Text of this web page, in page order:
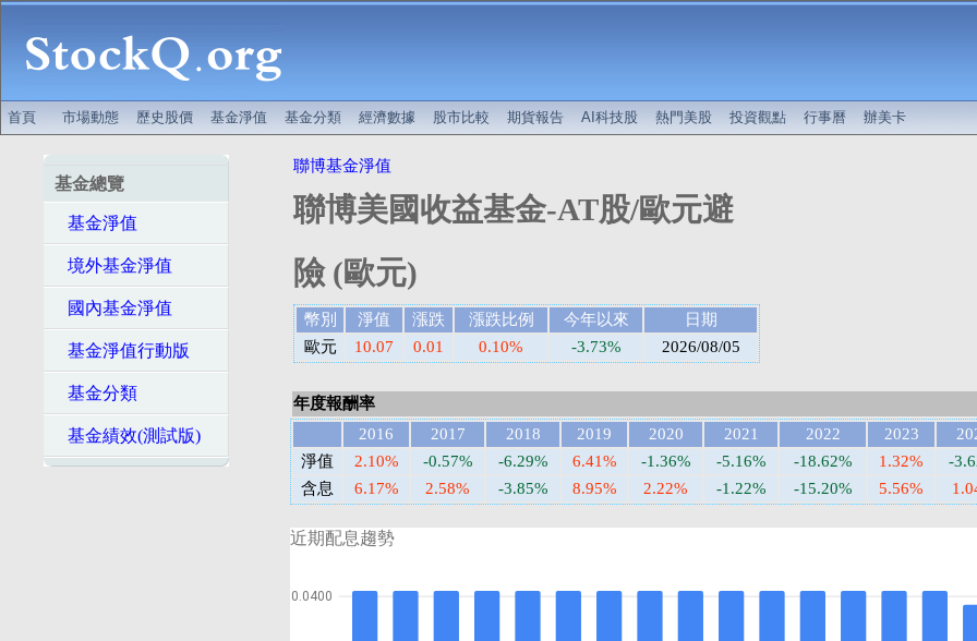
首頁 市場動態 歷史股價 基金淨值 基金分類 經濟數據 股市比較 期貨報告 AI科技股 熱門美股 投資觀點 行事曆 辦美卡
基金總覽
基金淨值
境外基金淨值
國內基金淨值
基金淨值行動版
基金分類
基金績效(測試版)
聯博基金淨值
聯博美國收益基金-AT股/歐元避
險 (歐元)
幣別 淨值 漲跌 漲跌比例 今年以來
日期
歐元
10.07 0.01 0.10% -3.73% 2026/08/05
年度報酬率
2016
2017 2018 2019 2020 2021 2022 2023
淨值
2.10% -0.57% -6.29% 6.41% -1.36% -5.16% -18.62% 1.32%
-
含息
6.17% 2.58% -3.85% 8.95% 2.22% -1.22% -15.20% 5.56%
近期配息趨勢
0.0400